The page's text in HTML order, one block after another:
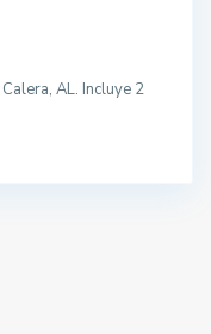
AL. Incluye 2